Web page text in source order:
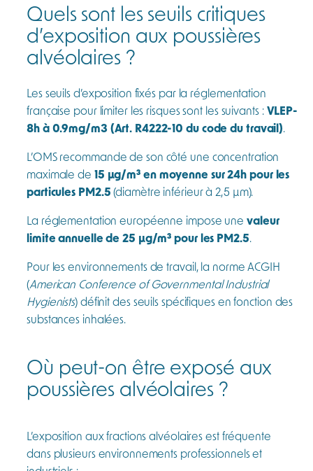
Quels sont les seuils critiques
d’exposition aux poussières
alvéolaires ?
Les seuils d’exposition fixés par la réglementation
française pour limiter les risques sont les suivants : VLEP-
8h à 0.9mg/m3 (Art. R4222-10 du code du travail).
L’OMS recommande de son côté une concentration
maximale de 15 µg/m³ en moyenne sur 24h pour les
particules PM2.5 (diamètre inférieur à 2,5 µm).
La réglementation européenne impose une valeur
limite annuelle de 25 µg/m³ pour les PM2.5.
Pour les environnements de travail, la norme ACGIH
(American Conference of Governmental Industrial
Hygienists) définit des seuils spécifiques en fonction des
substances inhalées.
Où peut-on être exposé aux
poussières alvéolaires ?
L’exposition aux fractions alvéolaires est fréquente
dans plusieurs environnements professionnels et